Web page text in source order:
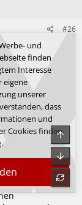
#26
du im
auch sehr
ist ein
mit einem
Stecker
auch irgendwie
Pot-
und
finden
Interesse
eigene
unserer
dass
und
Cookies finden
.